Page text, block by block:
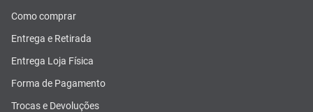
Como comprar
Entrega e Retirada
Entrega Loja Física
Forma de Pagamento
Trocas e Devoluções